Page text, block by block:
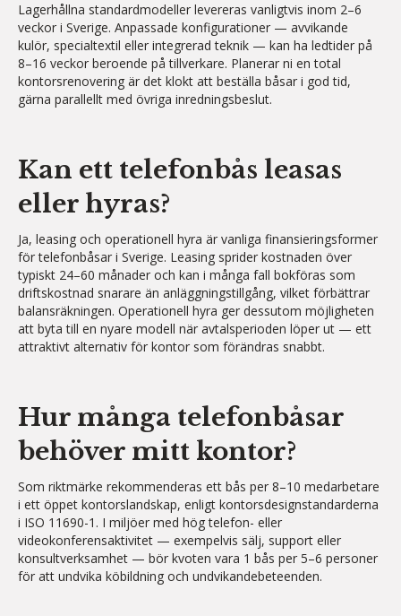
Lagerhållna standardmodeller levereras vanligtvis inom 2–6
veckor i Sverige. Anpassade konfigurationer — avvikande
kulör, specialtextil eller integrerad teknik — kan ha ledtider på
8–16 veckor beroende på tillverkare. Planerar ni en total
kontorsrenovering är det klokt att beställa båsar i god tid,
gärna parallellt med övriga inredningsbeslut.
Kan ett telefonbås leasas
eller hyras?
Ja, leasing och operationell hyra är vanliga finansieringsformer
för telefonbåsar i Sverige. Leasing sprider kostnaden över
typiskt 24–60 månader och kan i många fall bokföras som
driftskostnad snarare än anläggningstillgång, vilket förbättrar
balansräkningen. Operationell hyra ger dessutom möjligheten
att byta till en nyare modell när avtalsperioden löper ut — ett
attraktivt alternativ för kontor som förändras snabbt.
Hur många telefonbåsar
behöver mitt kontor?
Som riktmärke rekommenderas ett bås per 8–10 medarbetare
i ett öppet kontorslandskap, enligt kontorsdesignstandarderna
i ISO 11690-1. I miljöer med hög telefon- eller
videokonferensaktivitet — exempelvis sälj, support eller
konsultverksamhet — bör kvoten vara 1 bås per 5–6 personer
för att undvika köbildning och undvikandebeteenden.